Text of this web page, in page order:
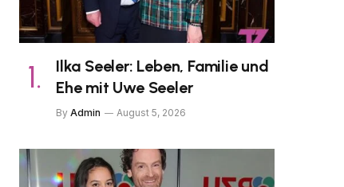
Ilka Seeler: Leben, Familie und
Ehe mit Uwe Seeler
By Admin August 5, 2026